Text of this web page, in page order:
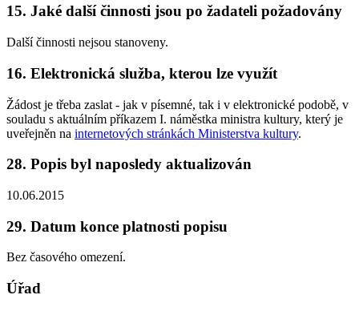
15. Jaké další činnosti jsou po žadateli požadovány
Další činnosti nejsou stanoveny.
16. Elektronická služba, kterou lze využít
Žádost je třeba zaslat - jak v písemné, tak i v elektronické podobě, v
souladu s aktuálním příkazem I. náměstka ministra kultury, který je
uveřejněn na internetových stránkách Ministerstva kultury.
28. Popis byl naposledy aktualizován
10.06.2015
29. Datum konce platnosti popisu
Bez časového omezení.
Úřad